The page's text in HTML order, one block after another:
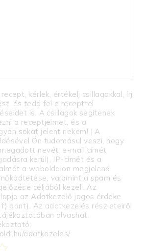
kérlek, értékelj csillagokkal, írj
és tedd fel a recepttel
is. A csillagok segítenek
a receptjeimet, és a
sokat jelent nekem! | A
Ön tudomásul veszi, hogy
nevét, e-mail címét
kerül), IP-címét és a
a weboldalon megjelenő
valamint a spam és
céljából kezeli. Az
az Adatkezelő jogos érdeke
f) pont). Az adatkezelés részleteiről
olvashat.
adatkezeles/